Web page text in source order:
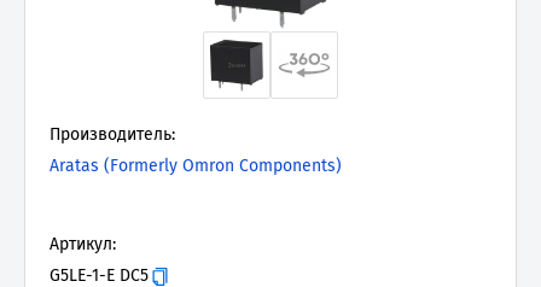
Производитель:
Aratas (Formerly Omron Components)
Артикул:
G5LE-1-E DC5